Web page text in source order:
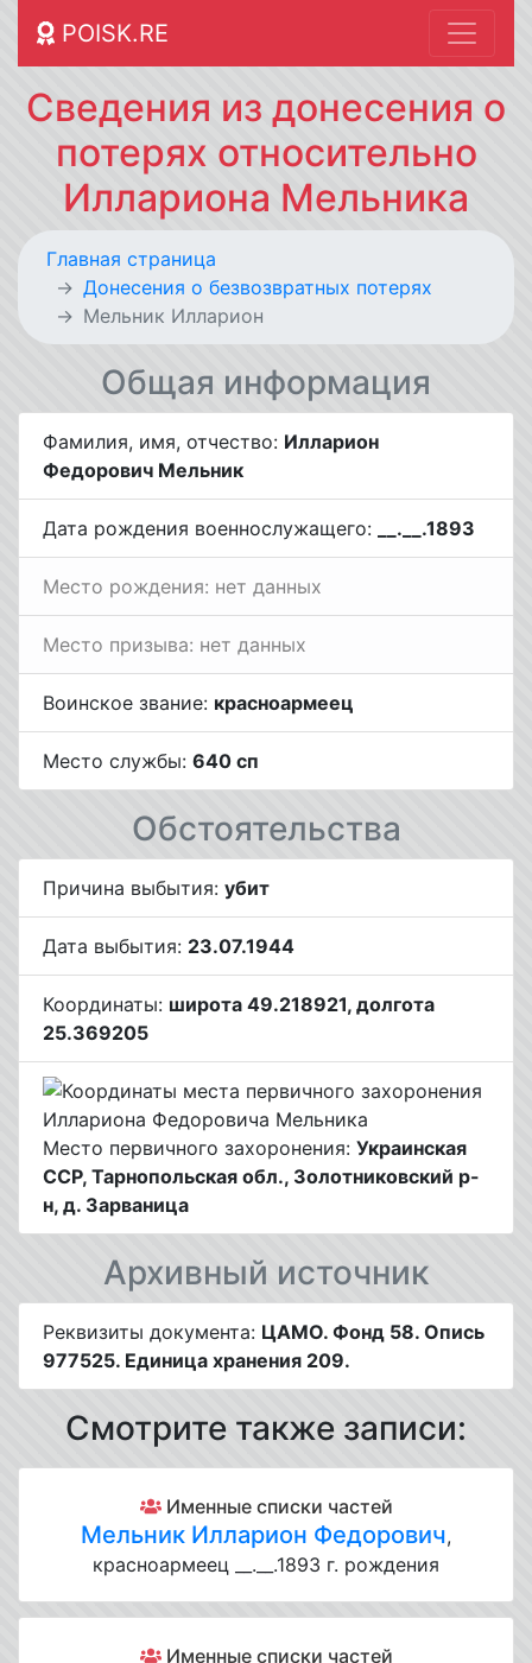
POISK.RE
Сведения из донесения о
потерях относительно
Иллариона Мельника
Главная страница
Донесения о безвозвратных потерях
Мельник Илларион
Общая информация
Фамилия, имя, отчество: Илларион
Федорович Мельник
Дата рождения военнослужащего: __.__.1893
Место рождения: нет данных
Место призыва: нет данных
Воинское звание: красноармеец
Место службы: 640 сп
Обстоятельства
Причина выбытия: убит
Дата выбытия: 23.07.1944
Координаты: широта 49.218921, долгота
25.369205
Место первичного захоронения: Украинская
ССР, Тарнопольская обл., Золотниковский р-
н, д. Зарваница
Архивный источник
Реквизиты документа: ЦАМО. Фонд 58. Опись
977525. Единица хранения 209.
Смотрите также записи:
Именные списки частей
Мельник Илларион Федорович,
красноармеец __.__.1893 г. рождения
Именные списки частей